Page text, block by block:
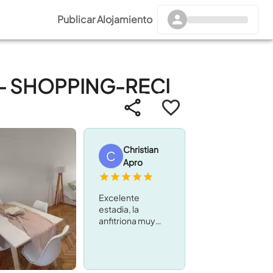
Publicar Alojamiento
SHOPPING-RECI
C
Christian
Apro
Excelente
estadia, la
anfitriona muy
inmediata en